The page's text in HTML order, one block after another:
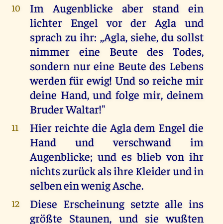
10
Im Augenblicke aber stand ein
lichter Engel vor der Agla und
sprach zu ihr: ,,Agla, siehe, du sollst
nimmer eine Beute des Todes,
sondern nur eine Beute des Lebens
werden für ewig! Und so reiche mir
deine Hand, und folge mir, deinem
Bruder Waltar!"
11
Hier reichte die Agla dem Engel die
Hand und verschwand im
Augenblicke; und es blieb von ihr
nichts zurück als ihre Kleider und in
selben ein wenig Asche.
12
Diese Erscheinung setzte alle ins
größte Staunen, und sie wußten